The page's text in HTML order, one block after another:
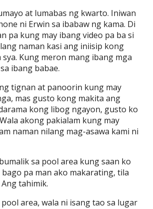
at lumabas ng kwarto. Iniwan
ni Erwin sa ibabaw ng kama. Di
pa kung may ibang video pa ba si
naman kasi ang iniisip kong
Kung meron mang ibang mga
ibang babae.
tignan at panoorin kung may
mas gusto kong makita ang
kong libog ngayon, gusto ko
akong pakialam kung may
naman nilang mag-asawa kami ni
sa pool area kung saan ko
bago pa man ako makarating, tila
tahimik.
area, wala ni isang tao sa lugar